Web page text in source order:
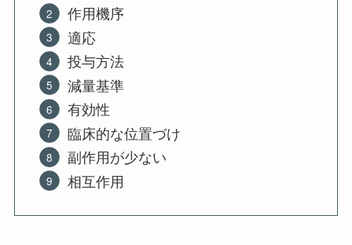
作用機序
適応
投与方法
減量基準
有効性
臨床的な位置づけ
副作用が少ない
相互作用